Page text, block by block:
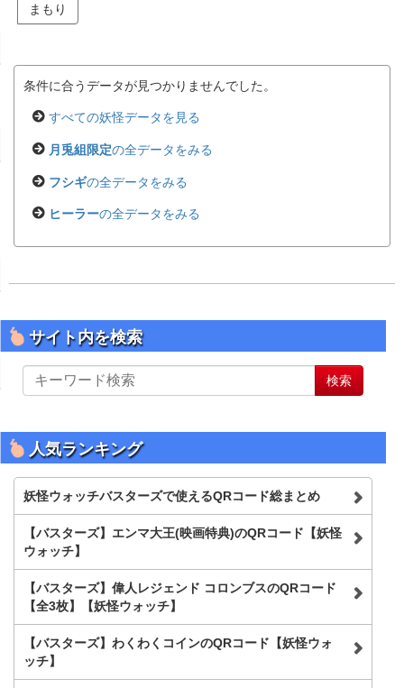
まもり
条件に合うデータが見つかりませんでした。
すべての妖怪データを見る
月兎組限定の全データをみる
フシギの全データをみる
ヒーラーの全データをみる
サイト内を検索
イ
を
検
索
検索
人気ランキング
妖怪ウォッチバスターズで使えるQRコード総まとめ
【バスターズ】エンマ大王(映画特典)のQRコード【妖怪
ウォッチ】
【バスターズ】偉人レジェンド コロンブスのQRコード
【全3枚】【妖怪ウォッチ】
【バスターズ】わくわくコインのQRコード【妖怪ウォ
ッチ】